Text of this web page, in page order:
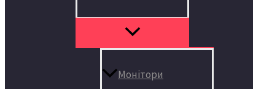
Монітори